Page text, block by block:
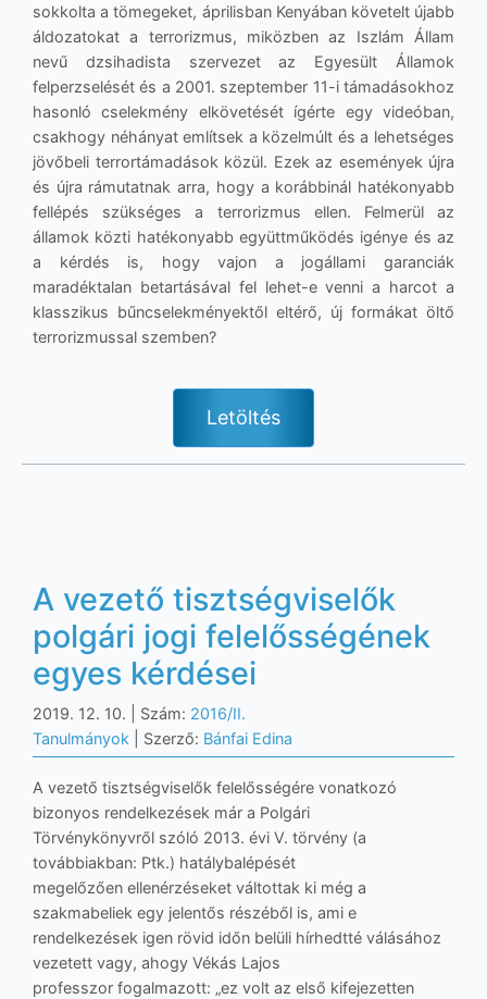
sokkolta a tömegeket, áprilisban Kenyában követelt újabb
áldozatokat a terrorizmus, miközben az Iszlám Állam
nevű dzsihadista szervezet az Egyesült Államok
felperzselését és a 2001. szeptember 11-i támadásokhoz
hasonló cselekmény elkövetését ígérte egy videóban,
csakhogy néhányat említsek a közelmúlt és a lehetséges
jövőbeli terrortámadások közül. Ezek az események újra
és újra rámutatnak arra, hogy a korábbinál hatékonyabb
fellépés szükséges a terrorizmus ellen. Felmerül az
államok közti hatékonyabb együttműködés igénye és az
a kérdés is, hogy vajon a jogállami garanciák
maradéktalan betartásával fel lehet-e venni a harcot a
klasszikus bűncselekményektől eltérő, új formákat öltő
terrorizmussal szemben?
Letöltés
A vezető tisztségviselők
polgári jogi felelősségének
egyes kérdései
2019. 12. 10. | Szám: 2016/II.
Tanulmányok | Szerző: Bánfai Edina
A vezető tisztségviselők felelősségére vonatkozó
bizonyos rendelkezések már a Polgári
Törvénykönyvről szóló 2013. évi V. törvény (a
továbbiakban: Ptk.) hatálybalépését
megelőzően ellenérzéseket váltottak ki még a
szakmabeliek egy jelentős részéből is, ami e
rendelkezések igen rövid időn belüli hírhedtté válásához
vezetett vagy, ahogy Vékás Lajos
professzor fogalmazott: „ez volt az első kifejezetten